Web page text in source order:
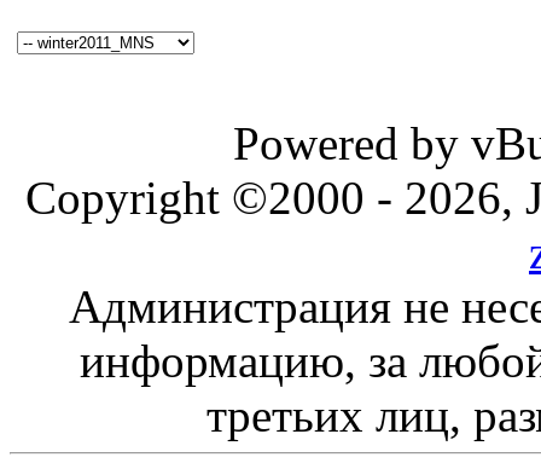
Powered by
Copyright ©2000 - 2026,
Администрация не
информацию, за любой
третьих лиц,